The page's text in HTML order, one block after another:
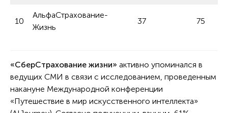
10
АльфаСтрахование-
Жизнь
37 75
«СберСтрахование жизни» активно упоминался в
ведущих СМИ в связи с исследованием, проведенным
накануне Международной конференции
«Путешествие в мир искусственного интеллекта»